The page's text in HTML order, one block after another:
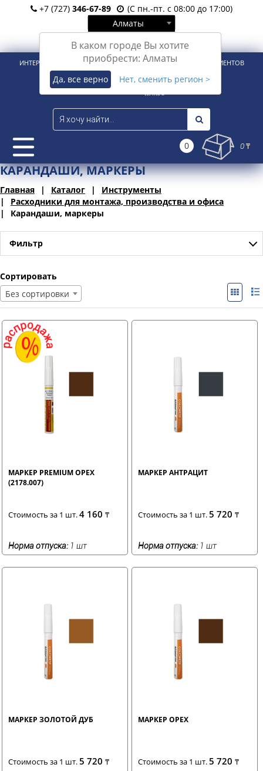
+7 (727) 346-67-89
(С пн.-пт. с 08:00 до 17:00)
Алматы
В каком городе Вы хотите
приобрести: Алматы
Да, все верно Нет, сменить регион >
Вход Регистрация
ИНТЕРНЕТ-МАГАЗИН ДЛЯ РОЗНИЧНЫХ И КОРПОРАТИВНЫХ КЛИЕНТОВ
0 0 ₸
КАРАНДАШИ, МАРКЕРЫ
Главная Каталог
Инструменты
Расходники для монтажа, производства и офиса
Карандаши, маркеры
Фильтр
Сортировать
Без сортировки
МАРКЕР PREMIUM ОРЕХ
(2178.007)
Стоимость за 1 шт.4 160 ₸
Норма отпуска: 1 шт
МАРКЕР АНТРАЦИТ
Стоимость за 1 шт.5 720₸
Норма отпуска: 1 шт
МАРКЕР ЗОЛОТОЙ ДУБ
Стоимость за 1 шт.5 720 ₸
МАРКЕР ОРЕХ
Стоимость за 1 шт.5 720₸